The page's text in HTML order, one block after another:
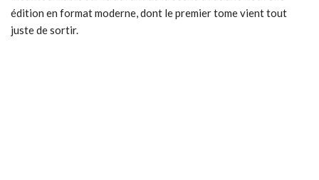
édition en format moderne, dont le premier tome vient tout
juste de sortir.